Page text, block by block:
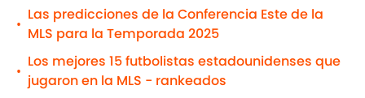
•
Las predicciones de la Conferencia Este de la
MLS para la Temporada 2025
•
Los mejores 15 futbolistas estadounidenses que
jugaron en la MLS - rankeados